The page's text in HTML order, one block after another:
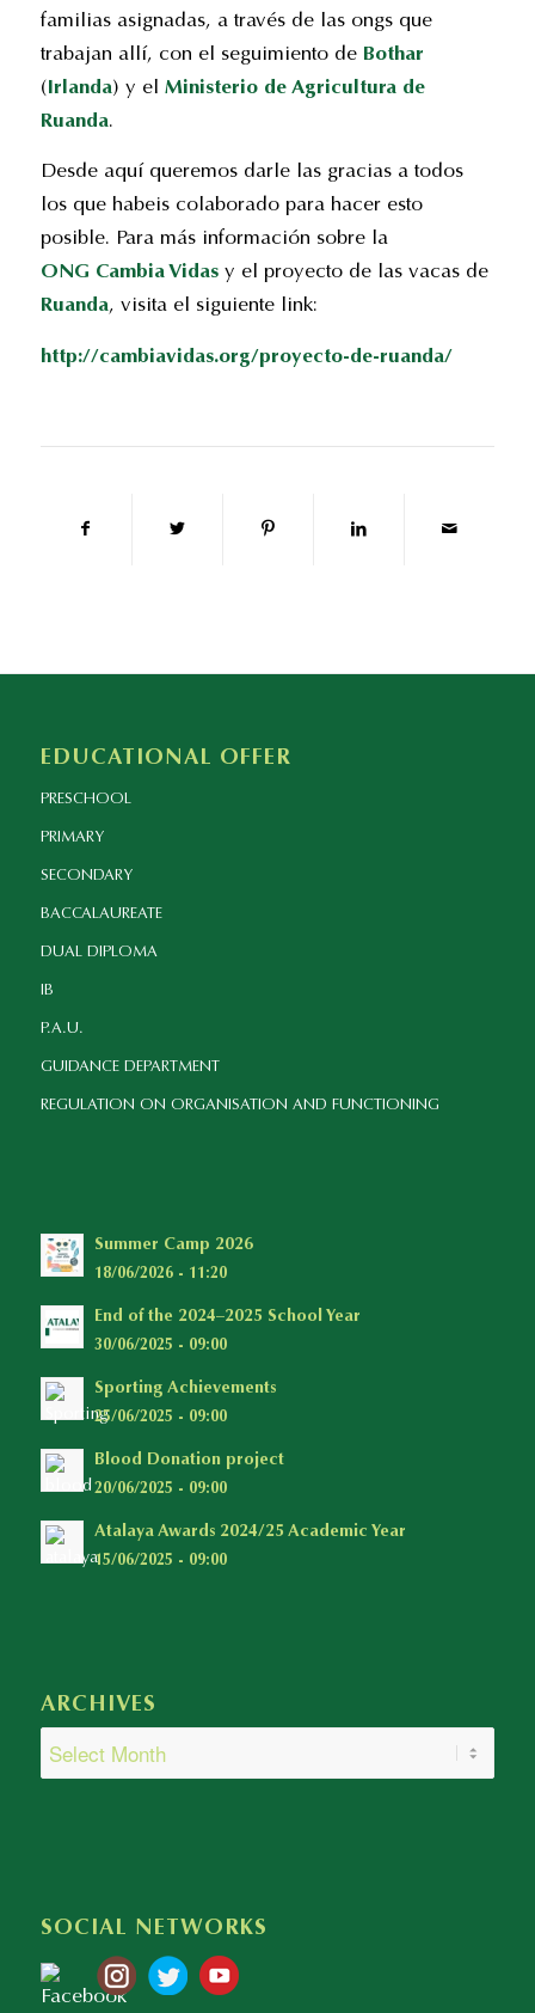
familias asignadas, a través de las ongs que
trabajan allí, con el seguimiento de Bothar
(Irlanda) y el Ministerio de Agricultura de
Ruanda.
Desde aquí queremos darle las gracias a todos
los que habeis colaborado para hacer esto
posible. Para más información sobre la
ONG Cambia Vidas y el proyecto de las vacas de
Ruanda, visita el siguiente link:
http://cambiavidas.org/proyecto-de-ruanda/
EDUCATIONAL OFFER
PRESCHOOL
PRIMARY
SECONDARY
BACCALAUREATE
DUAL DIPLOMA
IB
P.A.U.
GUIDANCE DEPARTMENT
REGULATION ON ORGANISATION AND FUNCTIONING
Summer Camp 2026
18/06/2026 - 11:20
End of the 2024–2025 School Year
30/06/2025 - 09:00
Sporting Achievements
25/06/2025 - 09:00
Blood Donation project
20/06/2025 - 09:00
Atalaya Awards 2024/25 Academic Year
15/06/2025 - 09:00
ARCHIVES
SOCIAL NETWORKS